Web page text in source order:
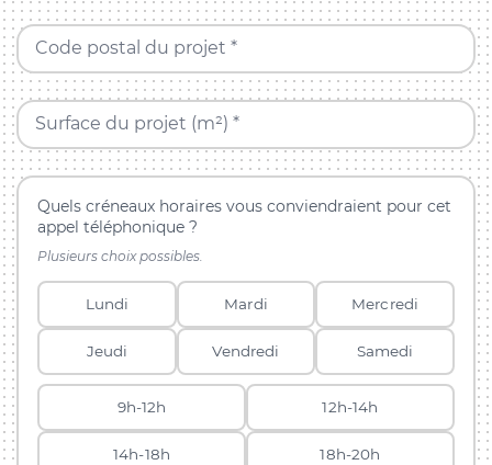
Code postal du projet *
Surface du projet (m²) *
Quels créneaux horaires vous conviendraient pour cet
appel téléphonique ?
Plusieurs choix possibles.
Lundi Mardi Mercredi
Jeudi Vendredi Samedi
9h-12h 12h-14h
14h-18h 18h-20h